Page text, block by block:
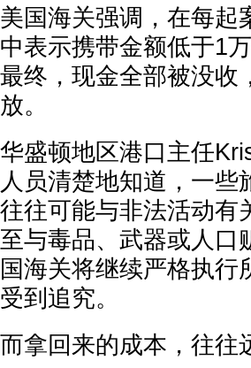
美国海关强调，在每起
中表示携带金额低于1
最终，现金全部被没收
放。
华盛顿地区港口主任
人员清楚地知道，一
往往可能与非法活动有
至与毒品、武器或人口
国海关将继续严格执
受到追究。
而拿回来的成本，往往